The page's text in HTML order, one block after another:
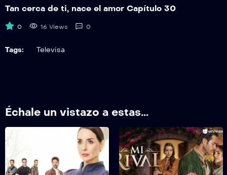
TCDTNEAEP38
TCDTNEAEP41
Tan cerca de ti, nace el amor Capítulo 41
TCDTNEAEP42
Tan cerca de ti, nace el amor Capítulo 30
0 16 Views 0
Tags: Televisa
Échale un vistazo a estas...